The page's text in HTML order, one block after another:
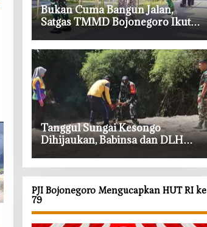
‎Bukan Cuma Bangun Jalan,
Satgas TMMD Bojonegoro Ikut
Bantu Petani Rajang Tembakau
‎Tanggul Sungai Kesongo
Dihijaukan, Babinsa dan DLH
Alami
PJI Bojonegoro Mengucapkan HUT RI ke
79